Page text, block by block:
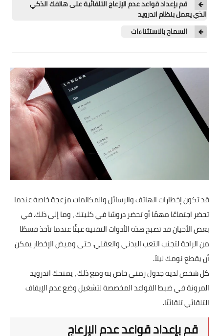
الربح من الانترنت
بلوجر
مقالات
العاب
تطبيقات
العملات الرقمية
قم بإعداد قواعد عدم الإزعاج التلقائية على هاتفك الذكي
الذي يعمل بنظام اندرويد
السماح بالاستثناءات
قد تكون إخطارات الهاتف والرسائل والمكالمات مزعجة خاصة عندما
تحضر اجتماعًا مهمًا أو تحضر دروسًا في كليتك ، وما إلى ذلك. في
بعض الأحيان قد تصبح هذه الأدوات التقنية عبئًا عندما تأخذ قسطًا
من الراحة لتجنب التعب البدني والعقلي. حتى وميض الإخطار يمكن
أن يقطع نومك ليلاً.
كل شخص لديه جدول زمني خاص به ومع ذلك ، يمنحك اندرويد
المرونة في ضبط القواعد المخصصة لتشغيل وضع عدم الإيقاف
التلقائي تلقائيًا.
قم بإعداد قواعد عدم الإزعاج